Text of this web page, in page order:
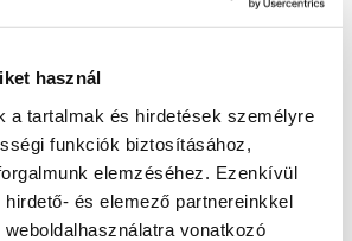
használ
a tartalmak és hirdetések személyre
funkciók biztosításához,
elemzéséhez. Ezenkívül
és elemező partnereinkkel
vonatkozó